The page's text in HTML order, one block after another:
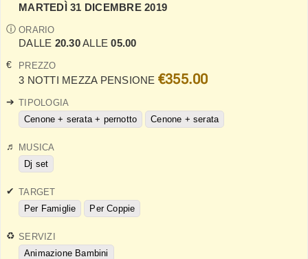
MARTEDÌ 31 DICEMBRE 2019
ORARIO
DALLE 20.30ALLE05.00
PREZZO
3 NOTTI MEZZA PENSIONE €355.00
TIPOLOGIA
Cenone + serata + pernotto
Cenone + serata
MUSICA
Dj set
TARGET
Per Famiglie
Per Coppie
SERVIZI
Animazione Bambini